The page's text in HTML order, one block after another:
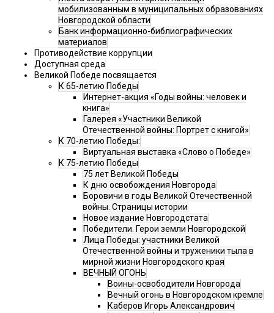
мобилизованным в муниципальных образованиях
Новгородской области
Банк информационно-библиографических
материалов
Противодействие коррупции
Доступная среда
Великой Победе посвящается
К 65-летию Победы
Интернет-акция «Годы войны: человек и
книга»
Галерея «Участники Великой
Отечественной войны: Портрет с книгой»
К 70-летию Победы:
Виртуальная выставка «Слово о Победе»
К 75-летию Победы
75 лет Великой Победы
К дню освобождения Новгорода
Боровичи в годы Великой Отечественной
войны. Страницы истории
Новое издание Новгородстата
Победители. Герои земли Новгородской
Лица Победы: участники Великой
Отечественной войны и труженики тыла в
мирной жизни Новгородского края
ВЕЧНЫЙ ОГОНЬ
Воины-освободители Новгорода
Вечный огонь в Новгородском кремле
Каберов Игорь Александрович